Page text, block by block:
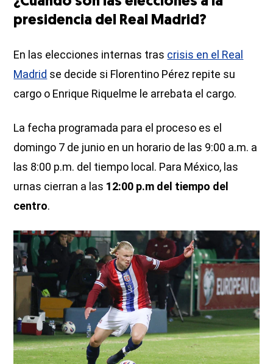
presidencia del Real Madrid?
En las elecciones internas tras crisis en el Real
Madrid se decide si Florentino Pérez repite su
cargo o Enrique Riquelme le arrebata el cargo.
La fecha programada para el proceso es el
domingo 7 de junio en un horario de las 9:00 a.m. a
las 8:00 p.m. del tiempo local. Para México, las
urnas cierran a las 12:00 p.m del tiempo del
centro.